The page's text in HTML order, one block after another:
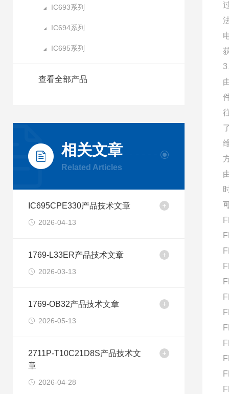
IC693系列
IC694系列
IC695系列
查看全部产品
相关文章
Related Articles
IC695CPE330产品技术文章
2026-04-13
1769-L33ER产品技术文章
2026-03-13
1769-OB32产品技术文章
2026-05-13
2711P-T10C21D8S产品技术文
章
2026-04-28
3